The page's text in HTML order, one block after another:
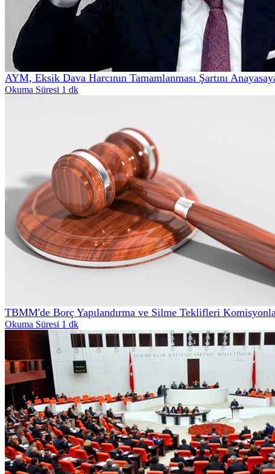
AYM, Eksik Dava Harcının Tamamlanması Şartını
Okuma Süresi 1 dk
TBMM'de Borç Yapılandırma ve Silme Teklifleri
Okuma Süresi 1 dk